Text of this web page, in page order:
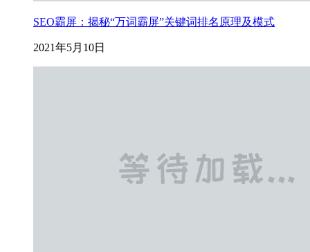
SEO霸屏：揭秘“万词霸屏”关键词排名原理及模式
2021年5月10日